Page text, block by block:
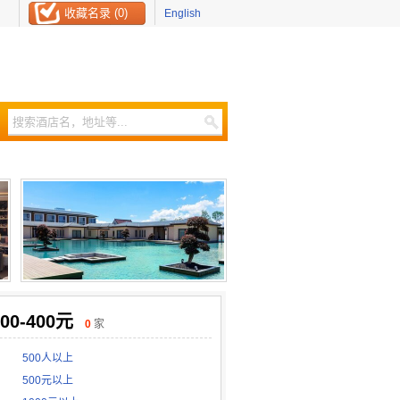
收藏名录 (0) English
400元 0 家
500人以上
500元以上